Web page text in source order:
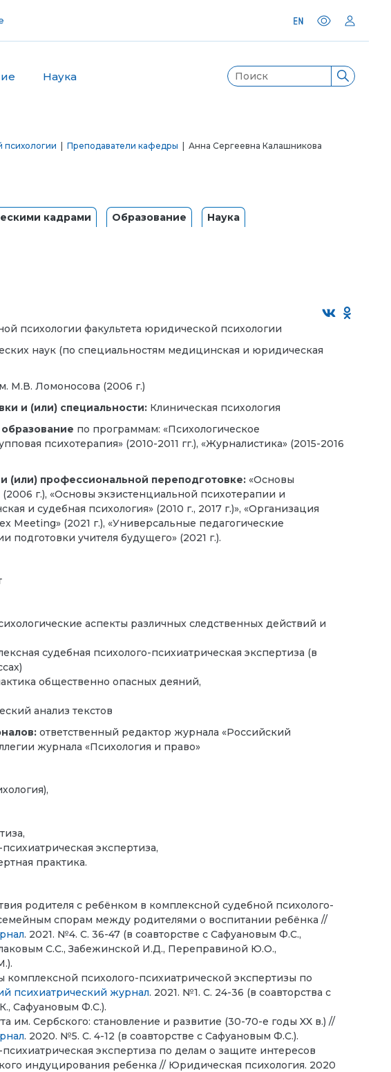
Наука
психологии Преподаватели кафедры | Анна Сергеевна Калашникова
кадрами Образование Наука
психологии факультета юридической психологии
наук (по специальностям медицинская и юридическая
М.В. Ломоносова (2006 г.)
и (или) специальности: Клиническая психология
по программам: «Психологическое
психотерапия» (2010-2011 гг.), «Журналистика» (2015-2016
профессиональной переподготовке: «Основы
г.), «Основы экзистенциальной психотерапии и
и судебная психология» (2010 г., 2017 г.)», «Организация
Meeting» (2021 г.), «Универсальные педагогические
подготовки учителя будущего» (2021 г.).
аспекты различных следственных действий и
судебная психолого-психиатрическая экспертиза (в
общественно опасных деяний,
анализ текстов
ответственный редактор журнала «Российский
журнала «Психология и право»
,
экспертиза,
практика.
родителя с ребёнком в комплексной судебной психолого-
спорам между родителями о воспитании ребёнка //
. 2021. №4. С. 36-47 (в соавторстве с Сафуановым Ф.С.,
С.С., Забежинской И.Д., Переправиной Ю.О.,
комплексной психолого-психиатрической экспертизы по
психиатрический журнал. 2021. №1. С. 24-36 (в соавторства с
Сафуановым Ф.С.).
им. Сербского: становление и развитие (30-70-е годы XX в.) //
. 2020. №5. С. 4-12 (в соавторстве с Сафуановым Ф.С.).
экспертиза по делам о защите интересов
индуцирования ребенка // Юридическая психология. 2020